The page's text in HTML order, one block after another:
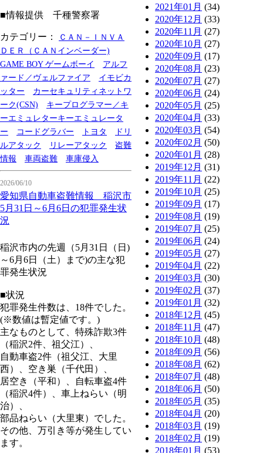
■情報提供 千種警察署
カテゴリー：
ＣＡＮ－ＩＮＶＡ
ＤＥＲ（ＣＡＮインベーダー)
GAME BOY ゲームボーイ
アルフ
ァード／ヴェルファイア
イモビカ
ッター
カーセキュリティネットワ
ーク(CSN)
キープログラマー／キ
ーエミュレターキーエミュレータ
ー
コードグラバー トヨタ
ドリ
ルアタック
リレーアタック
盗難
情報
車両盗難 車庫侵入
2026/06/10
愛知県自動車盗難情報 稲沢市
5月31日～6月6日の犯罪発生状
況
稲沢市内の先週（5月31日（日)
～6月6日（土）まで)の主な犯
罪発生状況
■状況
犯罪発生件数は、18件でした。
(※数値は暫定値です。)
主なものとして、特殊詐欺3件
（稲沢2件、祖父江）、
自動車盗2件（祖父江、大里
西）、空き巣（千代田）、
居空き（平和）、自転車盗4件
（稲沢4件）、車上ねらい（明
治）、
部品ねらい（大里東）でした。
その他、万引き等が発生してい
ます。
2021年01月 (34)
2020年12月 (33)
2020年11月 (27)
2020年10月 (27)
2020年09月 (17)
2020年08月 (23)
2020年07月 (27)
2020年06月 (24)
2020年05月 (25)
2020年04月 (33)
2020年03月 (54)
2020年02月 (50)
2020年01月 (28)
2019年12月 (31)
2019年11月 (22)
2019年10月 (25)
2019年09月 (17)
2019年08月 (19)
2019年07月 (25)
2019年06月 (24)
2019年05月 (27)
2019年04月 (22)
2019年03月 (30)
2019年02月 (37)
2019年01月 (32)
2018年12月 (45)
2018年11月 (47)
2018年10月 (48)
2018年09月 (56)
2018年08月 (62)
2018年07月 (48)
2018年06月 (50)
2018年05月 (35)
2018年04月 (20)
2018年03月 (19)
2018年02月 (19)
2018年01月 (53)